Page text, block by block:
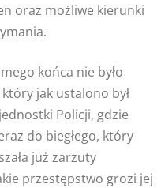
oraz możliwe kierunki
końca nie było
jak ustalono był
Policji, gdzie
do biegłego, który
już zarzuty
przestępstwo grozi jej